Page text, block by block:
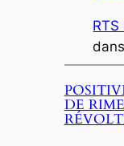
RTS
dans
DE